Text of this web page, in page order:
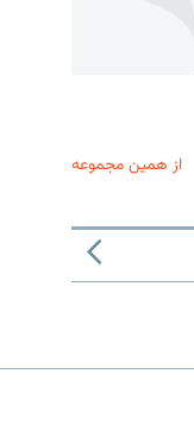
از همین مجموعه